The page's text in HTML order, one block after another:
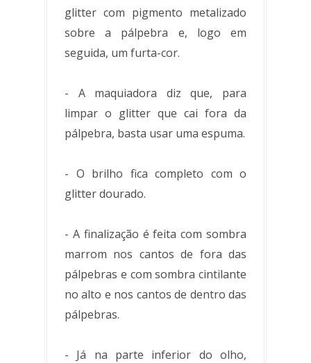
glitter com pigmento metalizado
sobre a pálpebra e, logo em
seguida, um furta-cor.
- A maquiadora diz que, para
limpar o glitter que cai fora da
pálpebra, basta usar uma espuma.
- O brilho fica completo com o
glitter dourado.
- A finalização é feita com sombra
marrom nos cantos de fora das
pálpebras e com sombra cintilante
no alto e nos cantos de dentro das
pálpebras.
- Já na parte inferior do olho,